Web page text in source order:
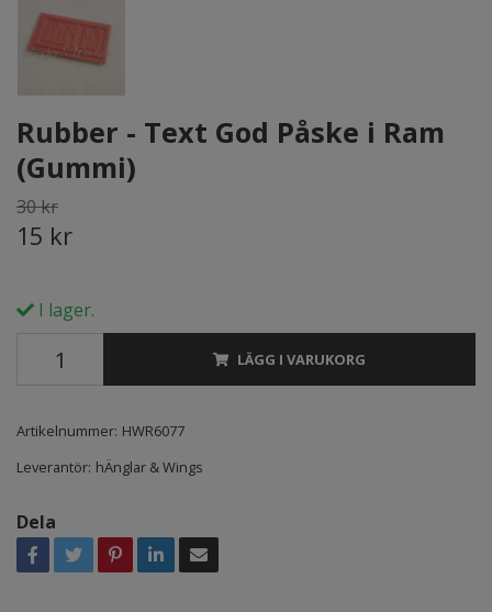
Rubber - Text God Påske i Ram
(Gummi)
30 kr
15 kr
I lager.
LÄGG I VARUKORG
Artikelnummer: HWR6077
Leverantör: hÄnglar & Wings
Dela